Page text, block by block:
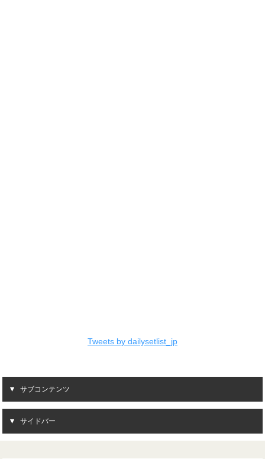
Tweets by dailysetlist_jp
サブコンテンツ
サイドバー